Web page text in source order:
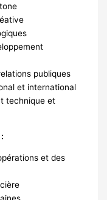
publiques
et international
technique et
et des